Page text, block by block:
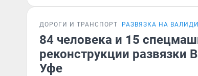
ДОРОГИ И ТРАНСПОРТ РАЗВЯЗКА НА
84 человека и 15
реконструкции развязки
Уфе